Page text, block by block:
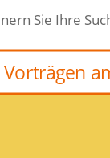
Sie Ihre